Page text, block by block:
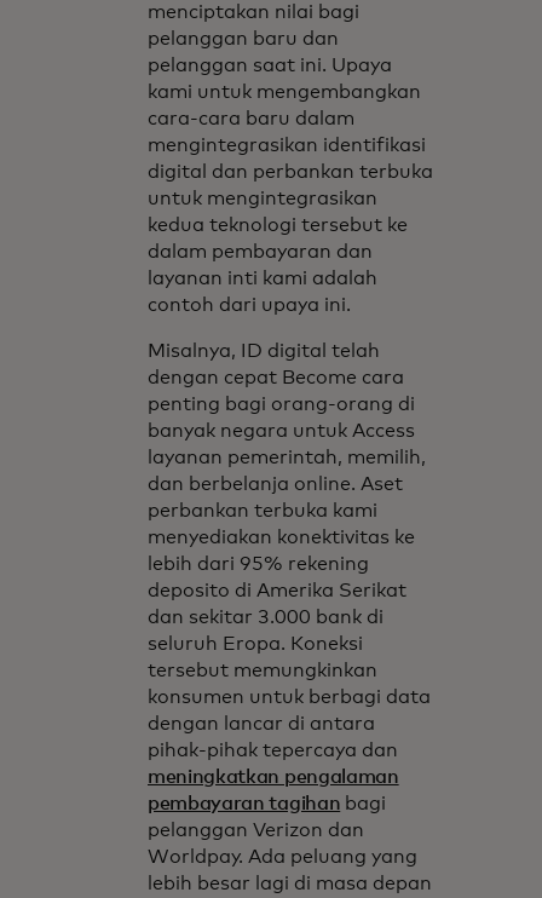
menciptakan nilai bagi
pelanggan baru dan
pelanggan saat ini. Upaya
kami untuk mengembangkan
cara-cara baru dalam
mengintegrasikan identifikasi
digital dan perbankan terbuka
untuk mengintegrasikan
kedua teknologi tersebut ke
dalam pembayaran dan
layanan inti kami adalah
contoh dari upaya ini.
Misalnya, ID digital telah
dengan cepat Become cara
penting bagi orang-orang di
banyak negara untuk Access
layanan pemerintah, memilih,
dan berbelanja online. Aset
perbankan terbuka kami
menyediakan konektivitas ke
lebih dari 95% rekening
deposito di Amerika Serikat
dan sekitar 3.000 bank di
seluruh Eropa. Koneksi
tersebut memungkinkan
konsumen untuk berbagi data
dengan lancar di antara
pihak-pihak tepercaya dan
meningkatkan pengalaman
pembayaran tagihan bagi
pelanggan Verizon dan
Worldpay. Ada peluang yang
lebih besar lagi di masa depan